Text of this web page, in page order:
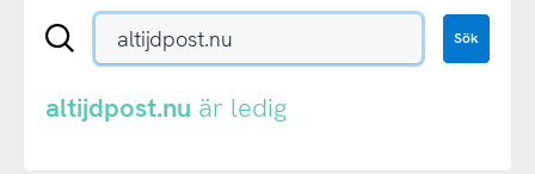
Sök
eller
.nu-
Sök
altijdpost.nu är ledig